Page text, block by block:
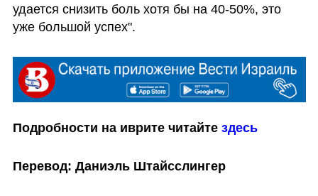
удается снизить боль хотя бы на 40-50%, это
уже большой успех".
Подробности на иврите читайте здесь
Перевод: Даниэль Штайсслингер